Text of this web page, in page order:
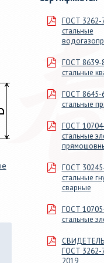
для
15 до 219х9,
160х160х9.
ГОСТ 3262-
стальные
ГОСТ 8639-
стальные
ГОСТ 8645-
стальные
ГОСТ
стальные
ГОСТ
стальные
сварные
ГОСТ
стальные
ГОСТ 3262-
2019